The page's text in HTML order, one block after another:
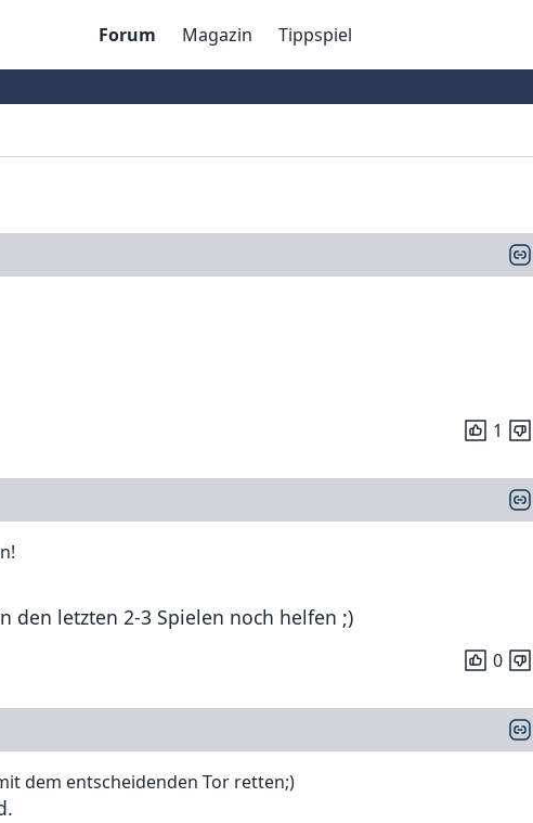
Forum Magazin Tippspiel
1
den letzten 2-3 Spielen noch helfen ;)
0
dem entscheidenden Tor retten;)